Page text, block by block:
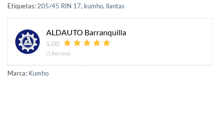
Etiquetas:205/45 RIN 17, kumho, llantas
ALDAUTO Barranquilla
5.00
(1 Review)
Marca: Kumho